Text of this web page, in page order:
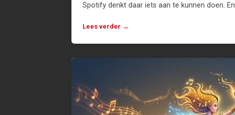
Spotify denkt daar iets aan te kunnen doen.
Lees verder →